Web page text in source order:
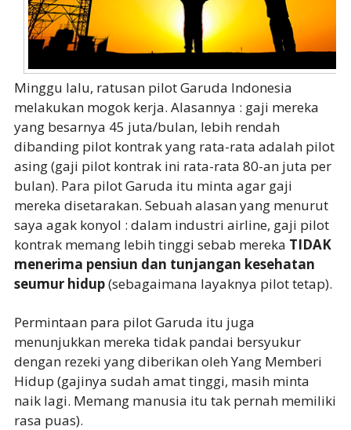
Minggu lalu, ratusan pilot Garuda Indonesia
melakukan mogok kerja. Alasannya : gaji mereka
yang besarnya 45 juta/bulan, lebih rendah
dibanding pilot kontrak yang rata-rata adalah pilot
asing (gaji pilot kontrak ini rata-rata 80-an juta per
bulan). Para pilot Garuda itu minta agar gaji
mereka disetarakan. Sebuah alasan yang menurut
saya agak konyol : dalam industri airline, gaji pilot
kontrak memang lebih tinggi sebab mereka TIDAK
menerima pensiun dan tunjangan kesehatan
seumur hidup(sebagaimana layaknya pilot tetap).
Permintaan para pilot Garuda itu juga
menunjukkan mereka tidak pandai bersyukur
dengan rezeki yang diberikan oleh Yang Memberi
Hidup (gajinya sudah amat tinggi, masih minta
naik lagi. Memang manusia itu tak pernah memiliki
rasa puas).